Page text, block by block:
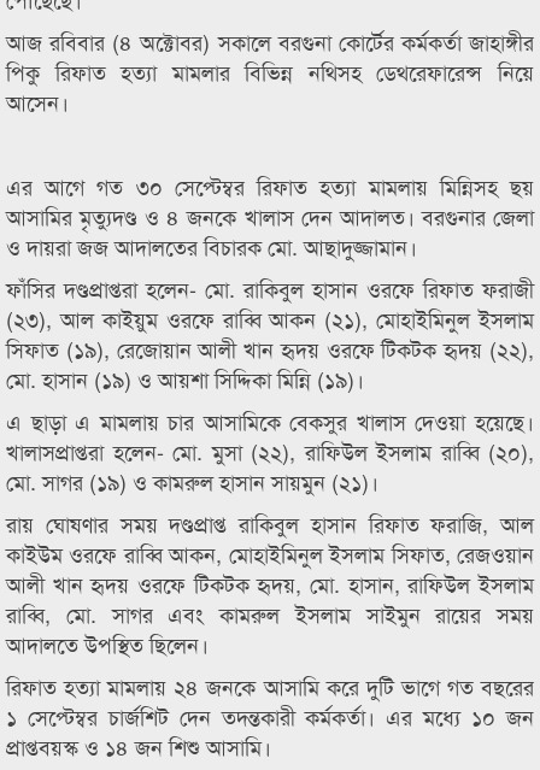
আজ রবিবার (৪ অক্টোবর) সকালে বরগুনা কোর্টের কর্মকর্তা জাহাঙ্গীর
পিকু রিফাত হত্যা মামলার বিভিন্ন নথিসহ ডেথরেফারেন্স নিয়ে
আসেন।
এর আগে গত ৩০ সেপ্টেম্বর রিফাত হত্যা মামলায় মিন্নিসহ ছয়
আসামির মৃত্যুদণ্ড ও ৪ জনকে খালাস দেন আদালত। বরগুনার জেলা
ও দায়রা জজ আদালতের বিচারক মো. আছাদুজ্জামান।
ফাঁসির দণ্ডপ্রাপ্তরা হলেন- মো. রাকিবুল হাসান ওরফে রিফাত ফরাজী
(২৩), আল কাইয়ুম ওরফে রাব্বি আকন (২১), মোহাইমিনুল ইসলাম
সিফাত (১৯), রেজোয়ান আলী খান হৃদয় ওরফে টিকটক হৃদয় (২২),
মো. হাসান (১৯) ও আয়শা সিদ্দিকা মিন্নি (১৯)।
এ ছাড়া এ মামলায় চার আসামিকে বেকসুর খালাস দেওয়া হয়েছে।
খালাসপ্রাপ্তরা হলেন- মো. মুসা (২২), রাফিউল ইসলাম রাব্বি (২০),
মো. সাগর (১৯) ও কামরুল হাসান সায়মুন (২১)।
রায় ঘোষণার সময় দণ্ডপ্রাপ্ত রাকিবুল হাসান রিফাত ফরাজি, আল
কাইউম ওরফে রাব্বি আকন, মোহাইমিনুল ইসলাম সিফাত, রেজওয়ান
আলী খান হৃদয় ওরফে টিকটক হৃদয়, মো. হাসান, রাফিউল ইসলাম
রাব্বি, মো. সাগর এবং কামরুল ইসলাম সাইমুন রায়ের সময়
আদালতে উপস্থিত ছিলেন।
রিফাত হত্যা মামলায় ২৪ জনকে আসামি করে দুটি ভাগে গত বছরের
১ সেপ্টেম্বর চার্জশিট দেন তদন্তকারী কর্মকর্তা। এর মধ্যে ১০ জন
প্রাপ্তবয়স্ক ও ১৪ জন শিশু আসামি।